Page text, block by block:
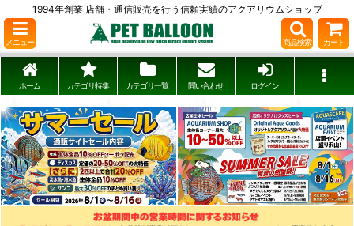
1994年創業 店舗・通信販売を行う信頼実績のアクアリウムショップ
メニュー 商品検索 カート
ホーム カテゴリ特集 カテゴリ一覧 問い合わせ ログイン